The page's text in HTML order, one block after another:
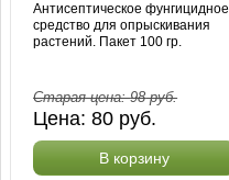
Антисептическое фунгицидное
средство для опрыскивания
растений. Пакет 100 гр.
Старая цена:98руб.
Цена:80 руб.
В корзину